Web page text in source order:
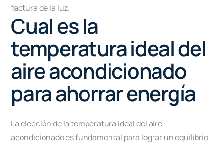
factura de la luz.
Cual es la
temperatura ideal del
aire acondicionado
para ahorrar energía
La elección de la temperatura ideal del aire
acondicionado es fundamental para lograr un equilibrio